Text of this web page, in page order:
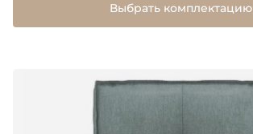
Выбрать комплектацию